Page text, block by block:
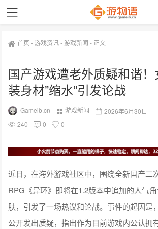
首页 -游戏资讯-游戏新闻 - 正文
国产游戏遭老外质疑和谐
装身材”缩水”引发论战
Gameib.cn 游戏新闻
2026年6月30日
240
0 0
近日，在海外游戏社区中，围绕全新国产二
RPG《异环》即将在1.2版本中追加的人气
肤，引发了一场热议和论战。事件的起因是
公开发出质疑，指出作为目前游戏内公认拥